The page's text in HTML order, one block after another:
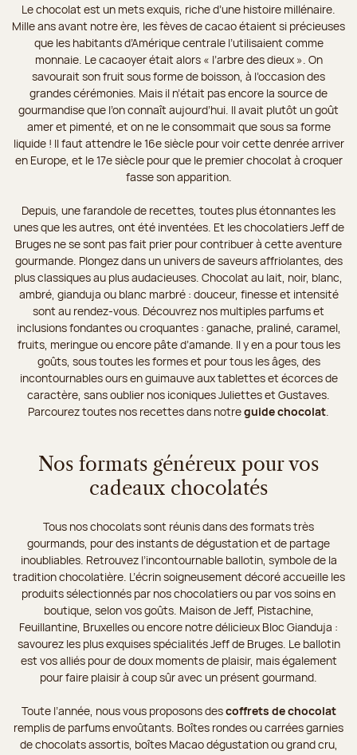
Le chocolat est un mets exquis, riche d’une histoire millénaire.
Mille ans avant notre ère, les fèves de cacao étaient si précieuses
que les habitants d’Amérique centrale l’utilisaient comme
monnaie. Le cacaoyer était alors « l’arbre des dieux ». On
savourait son fruit sous forme de boisson, à l’occasion des
grandes cérémonies. Mais il n’était pas encore la source de
gourmandise que l’on connaît aujourd’hui. Il avait plutôt un goût
amer et pimenté, et on ne le consommait que sous sa forme
liquide ! Il faut attendre le 16e siècle pour voir cette denrée arriver
en Europe, et le 17e siècle pour que le premier chocolat à croquer
fasse son apparition.
Depuis, une farandole de recettes, toutes plus étonnantes les
unes que les autres, ont été inventées. Et les chocolatiers Jeff de
Bruges ne se sont pas fait prier pour contribuer à cette aventure
gourmande. Plongez dans un univers de saveurs affriolantes, des
plus classiques au plus audacieuses. Chocolat au lait, noir, blanc,
ambré, gianduja ou blanc marbré : douceur, finesse et intensité
sont au rendez-vous. Découvrez nos multiples parfums et
inclusions fondantes ou croquantes : ganache, praliné, caramel,
fruits, meringue ou encore pâte d’amande. Il y en a pour tous les
goûts, sous toutes les formes et pour tous les âges, des
incontournables ours en guimauve aux tablettes et écorces de
caractère, sans oublier nos iconiques Juliettes et Gustaves.
Parcourez toutes nos recettes dans notreguide chocolat
Nos formats généreux pour vos
cadeaux chocolatés
Tous nos chocolats sont réunis dans des formats très
gourmands, pour des instants de dégustation et de partage
inoubliables. Retrouvez l’incontournable ballotin, symbole de la
tradition chocolatière. L’écrin soigneusement décoré accueille les
produits sélectionnés par nos chocolatiers ou par vos soins en
boutique, selon vos goûts. Maison de Jeff, Pistachine,
Feuillantine, Bruxelles ou encore notre délicieux Bloc Gianduja :
savourez les plus exquises spécialités Jeff de Bruges. Le ballotin
est vos alliés pour de doux moments de plaisir, mais également
pour faire plaisir à coup sûr avec un présent gourmand.
Toute l’année, nous vous proposons descoffrets de chocolat
remplis de parfums envoûtants. Boîtes rondes ou carrées garnies
de chocolats assortis, boîtes Macao dégustation ou grand cru,